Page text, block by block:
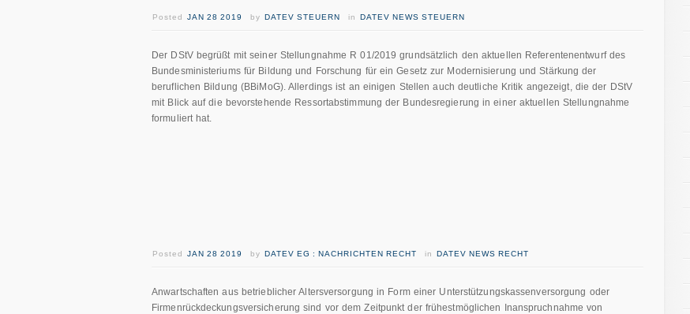
Posted JAN 28 2019 by DATEV STEUERN in DATEV NEWS STEUERN
Der DStV begrüßt mit seiner Stellungnahme R 01/2019 grundsätzlich den aktuellen Referentenentwurf des
Bundesministeriums für Bildung und Forschung für ein Gesetz zur Modernisierung und Stärkung der
beruflichen Bildung (BBiMoG). Allerdings ist an einigen Stellen auch deutliche Kritik angezeigt, die der DStV
mit Blick auf die bevorstehende Ressortabstimmung der Bundesregierung in einer aktuellen Stellungnahme
formuliert hat.
Posted JAN 28 2019 by DATEV EG : NACHRICHTEN RECHT in DATEV NEWS RECHT
Anwartschaften aus betrieblicher Altersversorgung in Form einer Unterstützungskassenversorgung oder
Firmenrückdeckungsversicherung sind vor dem Zeitpunkt der frühestmöglichen Inanspruchnahme von